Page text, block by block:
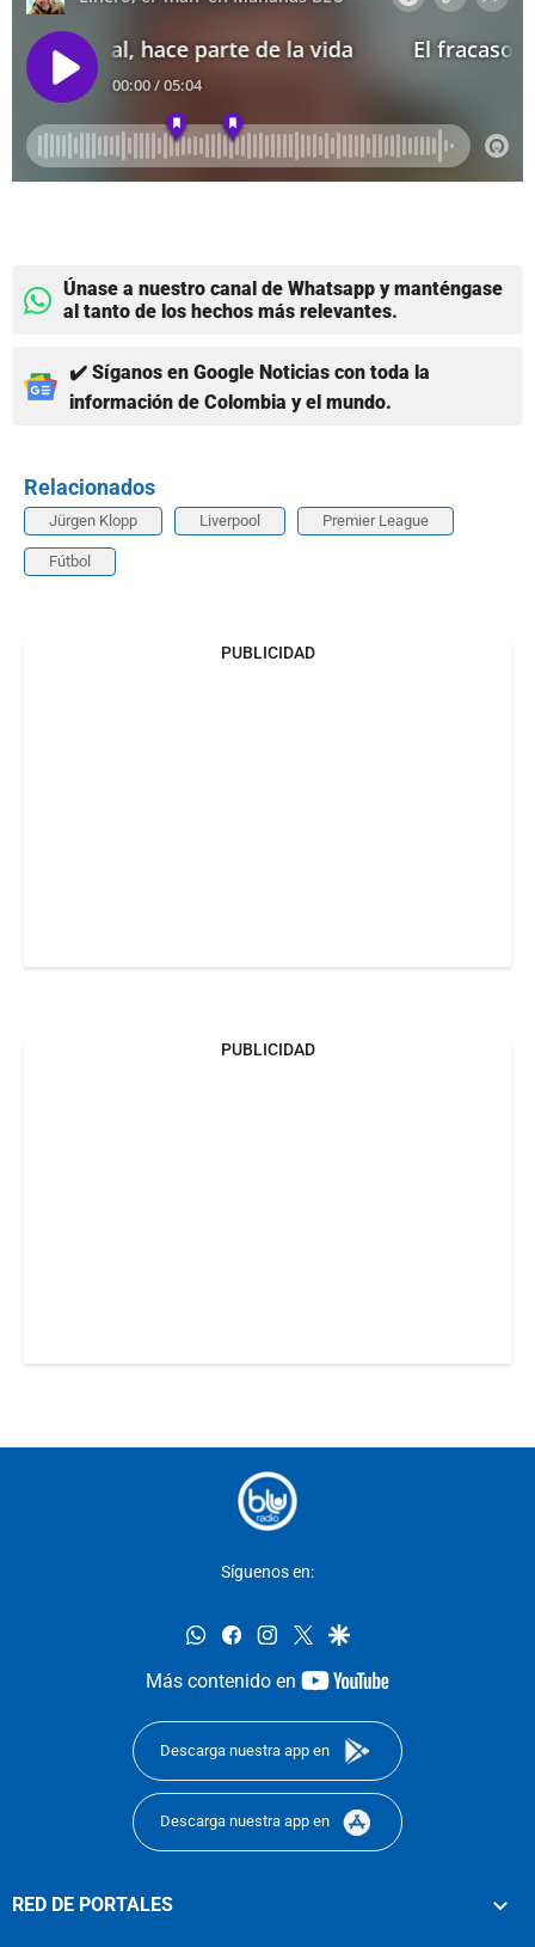
Únase a nuestro canal de Whatsapp y manténgase
al tanto de los hechos más relevantes.
✔️ Síganos en Google Noticias con toda la
información de Colombia y el mundo.
Relacionados
Jürgen Klopp Liverpool Premier League
Fútbol
PUBLICIDAD
PUBLICIDAD
Síguenos en:
whatsappfacebookinstagram
twittergoogle
Más contenido en
youtube-
Descarga nuestra app en
Descarga nuestra app en
RED DE PORTALES